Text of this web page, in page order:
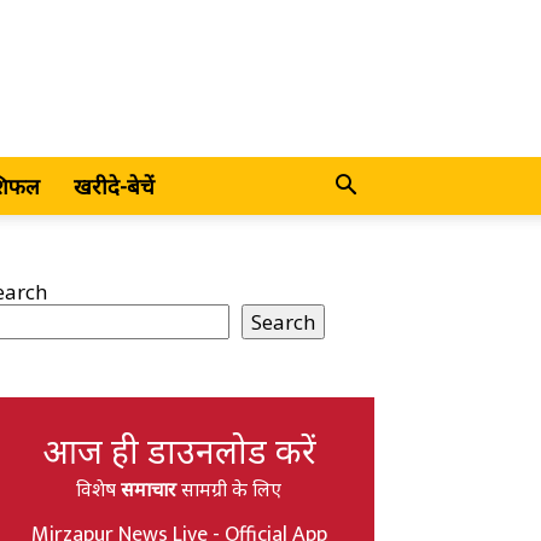
खरीदे-बेचें
Search
आज ही डाउनलोड करें
विशेषसमाचारसामग्री के लिए